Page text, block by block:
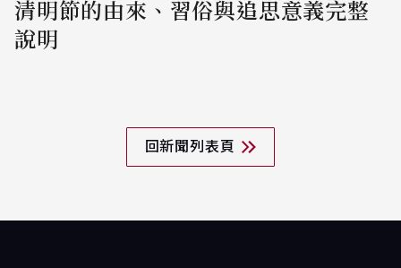
清明節的由來、習俗與追思意義完整
說明
回新聞列表頁